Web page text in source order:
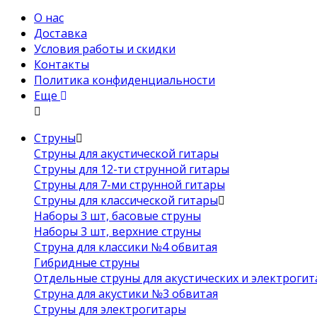
О нас
Доставка
Условия работы и скидки
Контакты
Политика конфиденциальности
Еще
Струны
Струны для акустической гитары
Струны для 12-ти струнной гитары
Струны для 7-ми струнной гитары
Струны для классической гитары
Наборы 3 шт, басовые струны
Наборы 3 шт, верхние струны
Струна для классики №4 обвитая
Гибридные струны
Отдельные струны для акустических и
Струна для акустики №3 обвитая
Струны для электрогитары